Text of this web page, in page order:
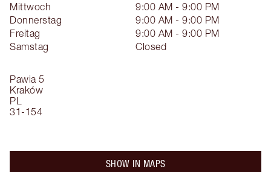
Pawia 5
Kraków
PL
31-154
Mittwoch
9:00 AM - 9:00 PM
Donnerstag
9:00 AM - 9:00 PM
Freitag
9:00 AM - 9:00 PM
Samstag
Closed
SHOW IN MAPS